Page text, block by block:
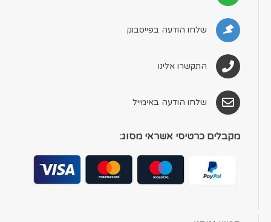
שלחו הודעה בפייסבוק
התקשרו אלינו
שלחו הודעה באימייל
מקבלים כרטיסי אשראי מסוג: